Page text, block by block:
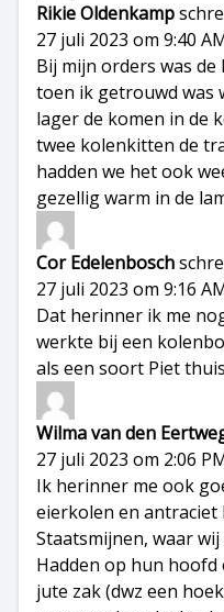
Rikie Oldenkamp
27 juli 2023 om 9:40
Bij mijn orders was
toen ik getrouwd was
lager de komen in de
twee kolenkitten de
hadden we het ook
gezellig warm in de
Cor Edelenbosch
27 juli 2023 om 9:16
Dat herinner ik me
werkte bij een
als een soort Piet
Wilma van den
27 juli 2023 om 2:06
Ik herinner me ook
eierkolen en antraciet
Staatsmijnen, waar
Hadden op hun
jute zak (dwz een